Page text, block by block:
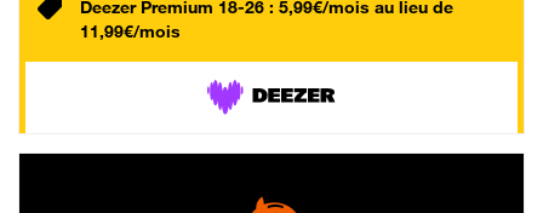
Deezer Premium 18-26 : 5,99€/mois au lieu de
11,99€/mois